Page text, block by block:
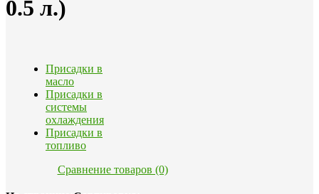
0.5 л.)
Присадки в
масло
Присадки в
системы
охлаждения
Присадки в
топливо
Сравнение товаров (0)